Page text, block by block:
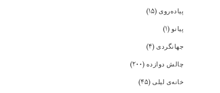
پیاده‌روی (۱۵)
پیانو (۱)
جهانگردی (۴)
چالش دوازده (۲۰۰)
خانه‌ی لیلی (۴۵)